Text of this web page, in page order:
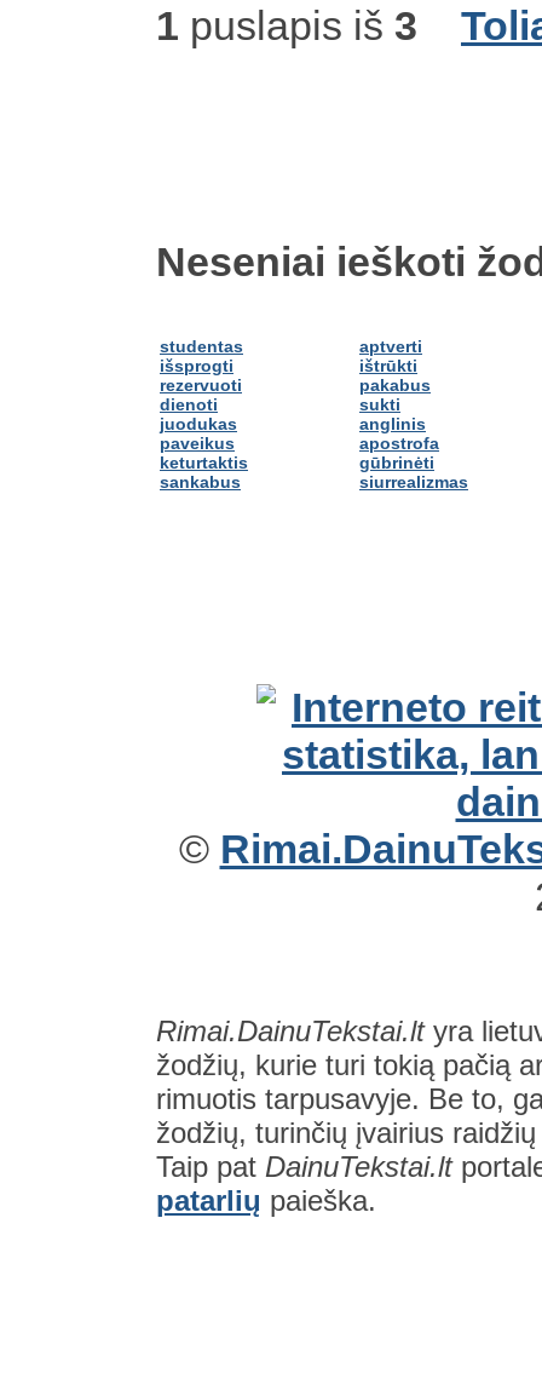
1 puslapis iš 3
Neseniai ieškoti
studentas
išsprogti
rezervuoti
dienoti
juodukas
paveikus
keturtaktis
sankabus
aptverti
ištrūkti
pakabus
sukti
anglinis
apostrofa
gūbrinėti
siurrealizmas
©
Rimai.DainuTekstai.ltyra
žodžių, kurie turi tokią pačią
rimuotis tarpusavyje. Be to,
žodžių, turinčių įvairius
Taip pat DainuTekstai.lt
patarlių paieška.